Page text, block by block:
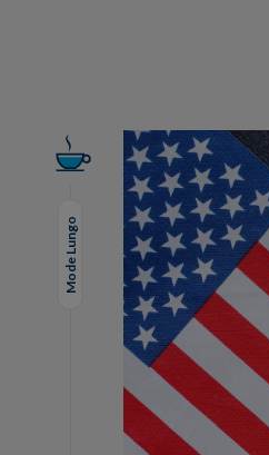
Mode Lungo